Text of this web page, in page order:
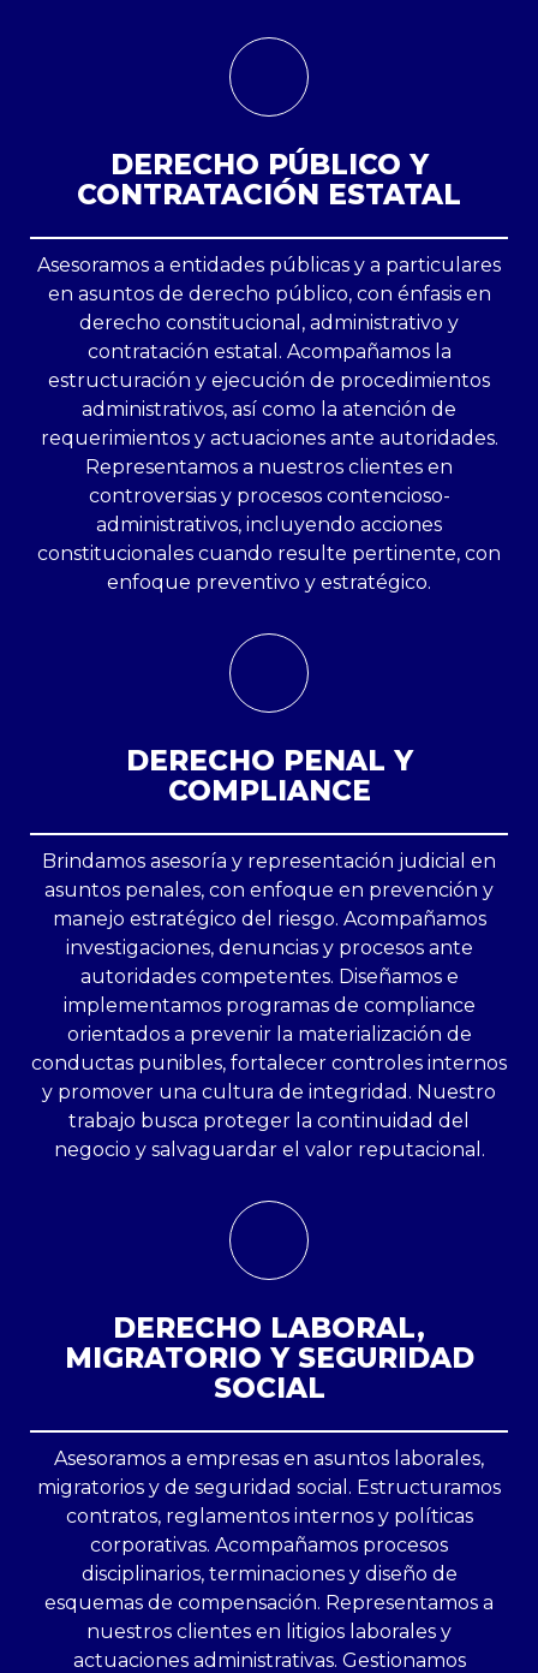
DERECHO PÚBLICO Y
CONTRATACIÓN ESTATAL​
Asesoramos a entidades públicas y a particulares
en asuntos de derecho público, con énfasis en
derecho constitucional, administrativo y
contratación estatal. Acompañamos la
estructuración y ejecución de procedimientos
administrativos, así como la atención de
requerimientos y actuaciones ante autoridades.
Representamos a nuestros clientes en
controversias y procesos contencioso-
administrativos, incluyendo acciones
constitucionales cuando resulte pertinente, con
enfoque preventivo y estratégico.
DERECHO PENAL Y
COMPLIANCE
Brindamos asesoría y representación judicial en
asuntos penales, con enfoque en prevención y
manejo estratégico del riesgo. Acompañamos
investigaciones, denuncias y procesos ante
autoridades competentes. Diseñamos e
implementamos programas de compliance
orientados a prevenir la materialización de
conductas punibles, fortalecer controles internos
y promover una cultura de integridad. Nuestro
trabajo busca proteger la continuidad del
negocio y salvaguardar el valor reputacional.
DERECHO LABORAL,
MIGRATORIO Y SEGURIDAD
SOCIAL
Asesoramos a empresas en asuntos laborales,
migratorios y de seguridad social. Estructuramos
contratos, reglamentos internos y políticas
corporativas. Acompañamos procesos
disciplinarios, terminaciones y diseño de
esquemas de compensación. Representamos a
nuestros clientes en litigios laborales y
actuaciones administrativas. Gestionamos